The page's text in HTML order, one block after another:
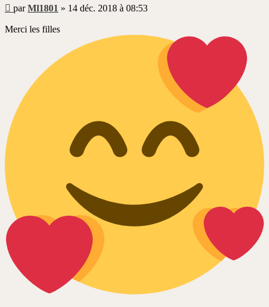
Message
non
lu
parMl1801 » 14 déc. 2018 à 08:53
Merci les filles